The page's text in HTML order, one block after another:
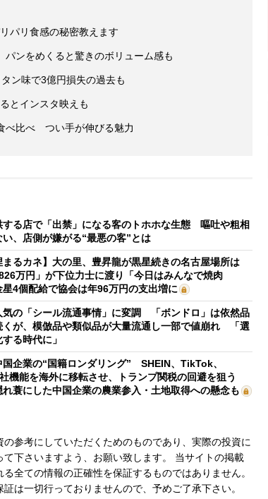
パリ食感の秘密教えます
ンをめくると驚きのボリューム感も
ン味で3億円損失の過去も
とインスタ映えも
べ比べ つい手が伸びる魅力
する店で「出禁」になる客のトホホな生態 嘔吐や粗相
い、店側が嫌がる“最悪の客”とは
まるカネ】大の里、豊昇龍が黒星続きの名古屋場所は
万円」が下位力士に渡り「今日はみんなで焼肉
4個配給で協会は年96万円の支出増に
気の「シール流通事情」に変調 「ボンドロ」は依然品
くが、模倣品や類似品が大量流通し一部で値崩れ 「選
る時代に」
国企業の“国籍ロンダリング” SHEIN、TikTok、
機能を海外に移転させ、トランプ関税の回避を狙う
蓑にした中国企業の農業参入・土地取得への懸念も
参考にしていただくためのものであり、実際の投資に
下さいますよう、お願い致します。 当サイトの掲載
全ての情報の正確性を保証するものではありません。
は一切行っておりませんので、予めご了承下さい。